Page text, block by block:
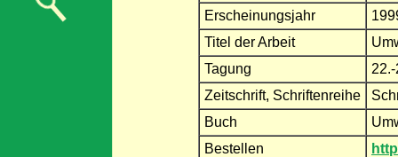
Erscheinungsjahr
Titel der Arbeit
Tagung
Zeitschrift, Schriftenreihe
Buch
Bestellen